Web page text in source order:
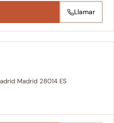
Llamar
Madrid 28014 ES